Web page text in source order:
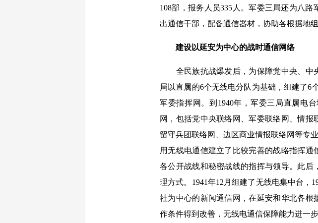
108部，报务人员335人。军委三局还为八
出通信干部，配备通信器材，协助各根据地
建设以延安为中心的战时通信网络
全民族抗战爆发后，为保障党中央、中
局以直属的6个无线电分队为基础，组建了6
军委指挥网。到1940年，军委三局直属电
网，包括党中央联络网、军委联络网、情报
留守兵团联络网、边区商业情报联络网等专
用无线电通信建立了比较完善的战略指挥通
各公开战线和秘密战线的指挥与领导。此
理方式。1941年12月组建了无线电集中台，
社为中心的新闻通信网，在延安和华北各
作条件得到改善，无线电通信保障能力进一步